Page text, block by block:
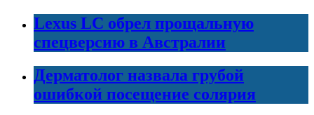
Lexus LC обрел прощальную
спецверсию в Австралии
Дерматолог назвала грубой
ошибкой посещение солярия